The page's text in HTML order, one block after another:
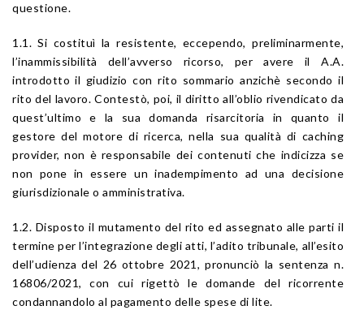
questione.
1.1. Si costituì la resistente, eccependo, preliminarmente,
l’inammissibilità dell’avverso ricorso, per avere il A.A.
introdotto il giudizio con rito sommario anzichè secondo il
rito del lavoro. Contestò, poi, il diritto all’oblio rivendicato da
quest’ultimo e la sua domanda risarcitoria in quanto il
gestore del motore di ricerca, nella sua qualità di caching
provider, non è responsabile dei contenuti che indicizza se
non pone in essere un inadempimento ad una decisione
giurisdizionale o amministrativa.
1.2. Disposto il mutamento del rito ed assegnato alle parti il
termine per l’integrazione degli atti, l’adito tribunale, all’esito
dell’udienza del 26 ottobre 2021, pronunciò la sentenza n.
16806/2021, con cui rigettò le domande del ricorrente
condannandolo al pagamento delle spese di lite.